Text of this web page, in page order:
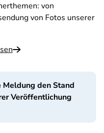
von
von Fotos unserer
Meldung den Stand
Veröffentlichung